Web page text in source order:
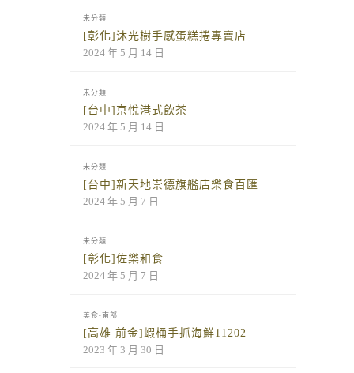
未分類
[彰化]沐光樹手感蛋糕捲專賣店
2024 年 5 月 14 日
未分類
[台中]京悅港式飲茶
2024 年 5 月 14 日
未分類
[台中]新天地崇德旗艦店樂食百匯
2024 年 5 月 7 日
未分類
[彰化]佐樂和食
2024 年 5 月 7 日
美食-南部
[高雄 前金]蝦桶手抓海鮮11202
2023 年 3 月 30 日